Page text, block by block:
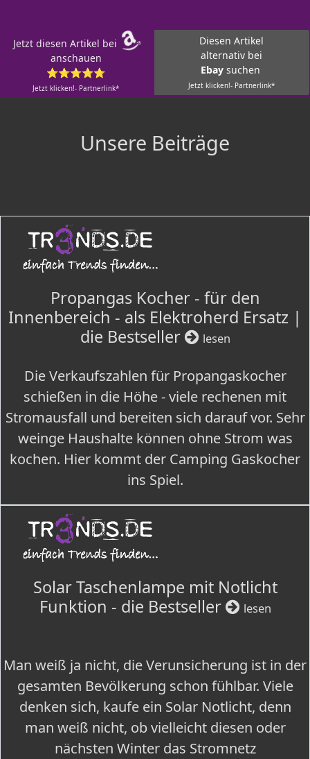
Jetzt diesen Artikel bei
anschauen
⭐⭐⭐⭐⭐
Jetzt klicken!- Partnerlink*
Diesen Artikel
alternativ bei
Ebay suchen
Jetzt klicken!- Partnerlink*
Unsere Beiträge
Propangas Kocher - für den
Innenbereich - als Elektroherd Ersatz |
die Bestseller
lesen
Die Verkaufszahlen für Propangaskocher
schießen in die Höhe - viele rechenen mit
Stromausfall und bereiten sich darauf vor. Sehr
weinge Haushalte können ohne Strom was
kochen. Hier kommt der Camping Gaskocher
ins Spiel.
Solar Taschenlampe mit Notlicht
Funktion - die Bestseller
lesen
Man weiß ja nicht, die Verunsicherung ist in der
gesamten Bevölkerung schon fühlbar. Viele
denken sich, kaufe ein Solar Notlicht, denn
man weiß nicht, ob vielleicht diesen oder
nächsten Winter das Stromnetz